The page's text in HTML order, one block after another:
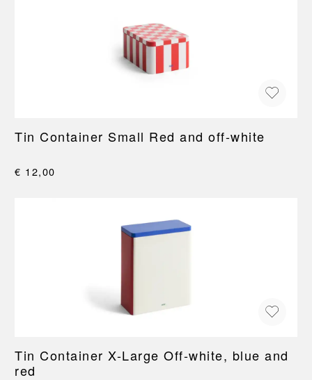
Tin Container Small Red and off-white
€ 12,00
Tin Container X-Large Off-white, blue and
red